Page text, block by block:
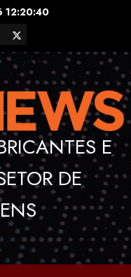
12:20:40
X
E
DE